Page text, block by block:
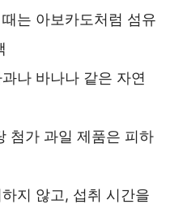
는 아보카도처럼 섬유
나 바나나 같은 자연
첨가 과일 제품은 피하
지 않고, 섭취 시간을